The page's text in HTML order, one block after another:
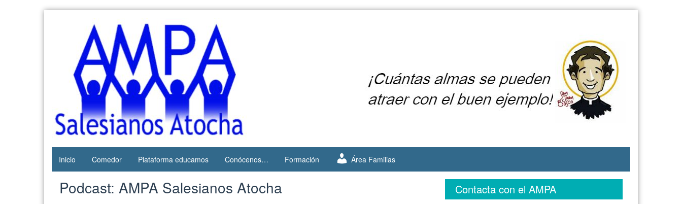
AMPA
Salesianos
Atocha
Web del
AMPA del
Colegio
Salesianos
de Atocha
Inicio Comedor Plataforma educamos Conócenos… Formación Área Familias
Podcast: AMPA Salesianos Atocha Contacta con el AMPA